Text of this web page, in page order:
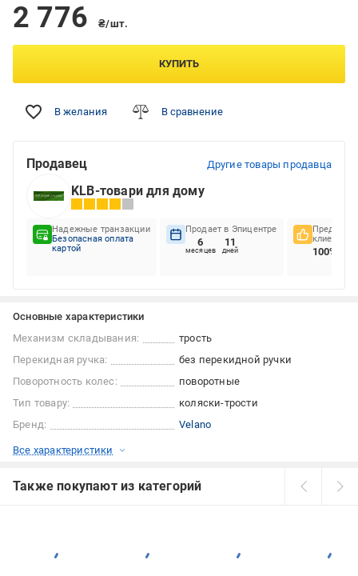
2 776 ₴/шт.
КУПИТЬ
В желания В сравнение
Продавец Другие товары продавца
KLB-товари для дому
Надежные транзакции
Безопасная оплата
картой
Продает в Эпицентре
6
месяцев
11
дней
клиентов
100%
Основные характеристики
Механизм складывания:
трость
Перекидная ручка:
без перекидной ручки
Поворотность колес:
поворотные
Тип товару:
коляски-трости
Бренд:
Velano
Все характеристики
Также покупают из категорий